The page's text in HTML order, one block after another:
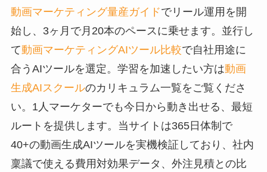
動画マーケティング量産ガイドでリール運用を開
始し、3ヶ月で月20本のペースに乗せます。並行し
て動画マーケティングAIツール比較で自社用途に
合うAIツールを選定。学習を加速したい方は動画
生成AIスクールのカリキュラム一覧をご覧くださ
い。1人マーケターでも今日から動き出せる、最短
ルートを提供します。当サイトは365日体制で
40+の動画生成AIツールを実機検証しており、社内
稟議で使える費用対効果データ、外注見積との比